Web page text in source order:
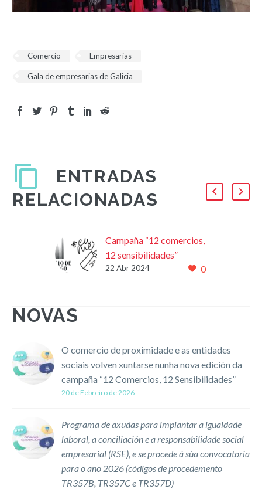
Comercio Empresarias
Gala de empresarias de Galicia
ENTRADAS
RELACIONADAS
Campaña “12 comercios,
12 sensibilidades”
protagonistas no mes de
vida das persoas con
esclerose múltiple ou
parkinson
0
22 Abr 2024
NOVAS
O comercio de proximidade e as entidades
sociais volven xuntarse nunha nova edición da
campaña “12 Comercios, 12 Sensibilidades”
20 de Febreiro de 2026
Programa de axudas para implantar a igualdade
laboral, a conciliación e a responsabilidade social
empresarial (RSE), e se procede á súa convocatoria
para o ano 2026 (códigos de procedemento
TR357B, TR357C e TR357D)